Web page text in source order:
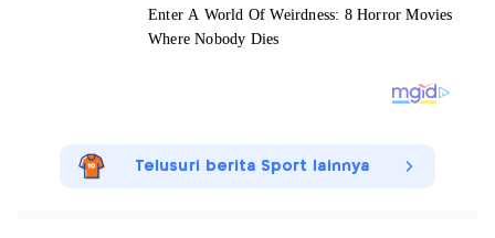
Telusuri berita Sport lainnya